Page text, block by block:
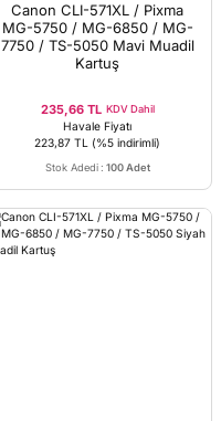
Canon CLI-571XL / Pixma
MG-5750 / MG-6850 / MG-
7750 / TS-5050 Mavi Muadil
Kartuş
235,66 TL KDV Dahil
Havale Fiyatı
223,87 TL (%5 indirimli)
Stok Adedi : 100 Adet